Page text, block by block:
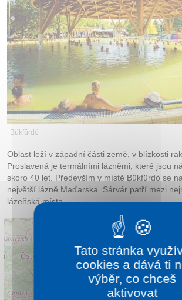
Bükfürdő
Oblast leží v západní části země, v blízkosti
Proslavená je termálními lázněmi, které jsou
skoro 40 let. Především v místě Bükfürdö se
největší lázně Maďarska. Sárvár patří mezi
lázeňská místa.
Tato stránka
cookies a dává ti
výběr, co chceš
aktivovat